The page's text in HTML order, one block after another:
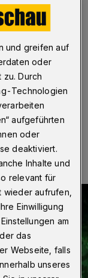
das das
2022) auf
Barmen
nach dem
Brown
und greifen auf
oder
zu. Durch
Technologien
aufgeführten
oder
deaktiviert.
Inhalte und
relevant für
aufrufen,
Einwilligung
am
das
Webseite, falls
unseres